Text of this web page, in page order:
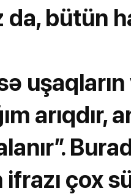
da, bütün
ifrazı çox